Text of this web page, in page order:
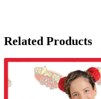
Related Products